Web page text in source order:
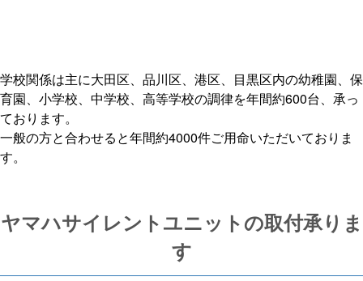
学校関係は主に大田区、品川区、港区、目黒区内の幼稚園、保
育園、小学校、中学校、高等学校の調律を年間約600台、承っ
ております。
一般の方と合わせると年間約4000件ご用命いただいておりま
す。
ヤマハサイレントユニットの取付承りま
す